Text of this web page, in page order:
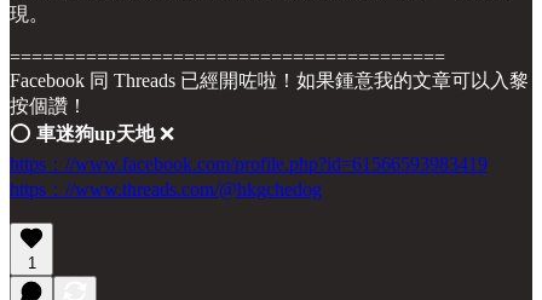
現。
========================================
Facebook 同 Threads 已經開咗啦！如果鍾意我的文章可以入黎
按個讚！
⭕️ 車迷狗up天地❌
https：//www.facebook.com/profile.php?id=61566593983419
https：//www.threads.com/@hkgchedog
1